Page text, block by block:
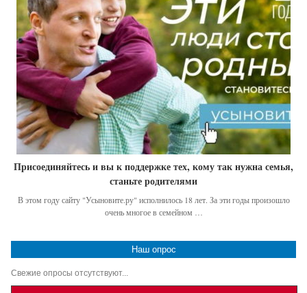
Присоединяйтесь и вы к поддержке тех, кому так нужна семья,
станьте родителями
В этом году сайту "Усыновите.ру" исполнилось 18 лет. За эти годы произошло
очень многое в семейном …
Наш опрос
Свежие опросы отсутствуют...